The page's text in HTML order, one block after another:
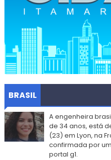
BRASIL
A engenheira
de 34 anos, está
(23) em Lyon, na
confirmada por
portal g1.